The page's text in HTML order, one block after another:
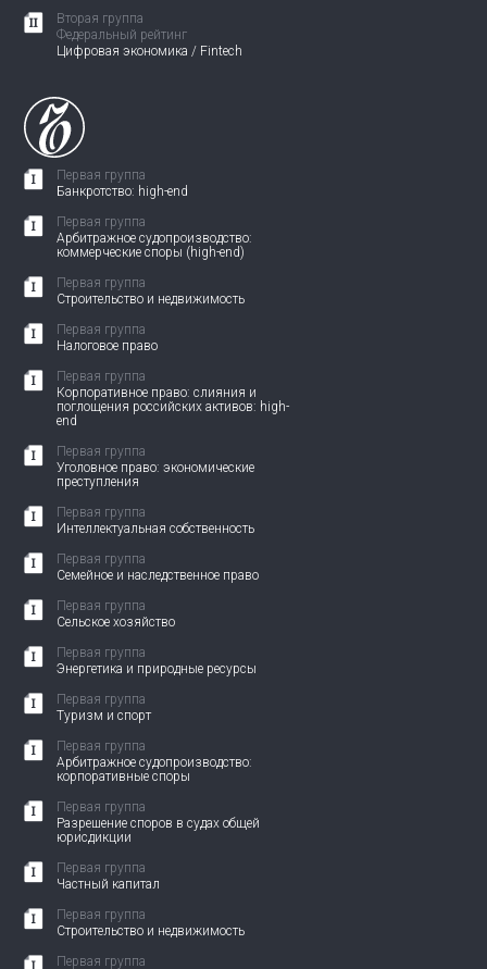
Вторая группа
Федеральный рейтинг
Цифровая экономика / Fintech
Первая группа
Банкротство: high-end
Первая группа
Арбитражное судопроизводство:
коммерческие споры (high-end)
Первая группа
Строительство и недвижимость
Первая группа
Налоговое право
Первая группа
Корпоративное право: слияния и
поглощения российских активов: high-
end
Первая группа
Уголовное право: экономические
преступления
Первая группа
Интеллектуальная собственность
Первая группа
Семейное и наследственное право
Первая группа
Сельское хозяйство
Первая группа
Энергетика и природные ресурсы
Первая группа
Туризм и спорт
Первая группа
Арбитражное судопроизводство:
корпоративные споры
Первая группа
Разрешение споров в судах общей
юрисдикции
Первая группа
Частный капитал
Первая группа
Строительство и недвижимость
Первая группа